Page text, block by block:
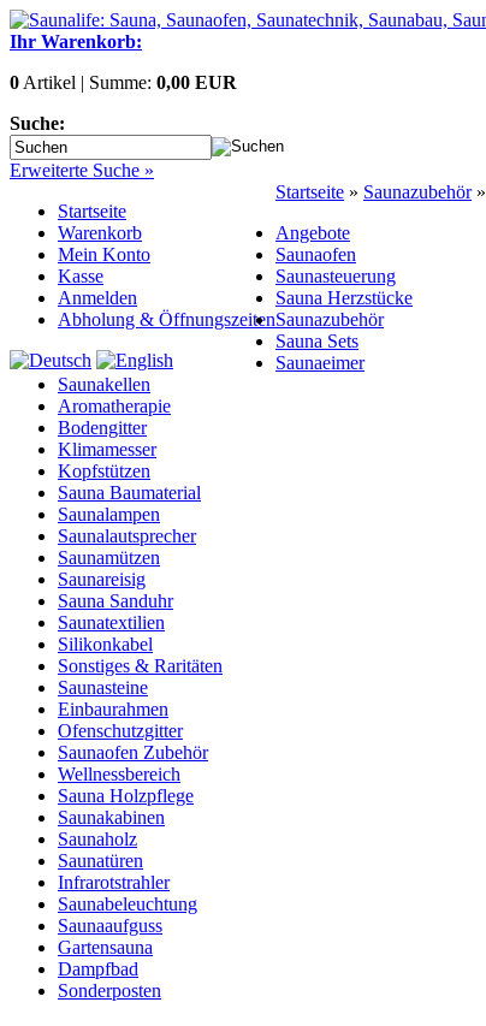
Ihr Warenkorb:
0 Artikel | Summe: 0,00 EUR
Suche:
Erweiterte Suche »
Startseite
Warenkorb
Mein Konto
Kasse
Anmelden
Abholung & Öffnungszeiten
Startseite » Saunazubehör»
Angebote
Saunaofen
Saunasteuerung
Sauna Herzstücke
Saunazubehör
Sauna Sets
Saunaeimer
Saunakellen
Aromatherapie
Bodengitter
Klimamesser
Kopfstützen
Sauna Baumaterial
Saunalampen
Saunalautsprecher
Saunamützen
Saunareisig
Sauna Sanduhr
Saunatextilien
Silikonkabel
Sonstiges & Raritäten
Saunasteine
Einbaurahmen
Ofenschutzgitter
Saunaofen Zubehör
Wellnessbereich
Sauna Holzpflege
Saunakabinen
Saunaholz
Saunatüren
Infrarotstrahler
Saunabeleuchtung
Saunaaufguss
Gartensauna
Dampfbad
Sonderposten